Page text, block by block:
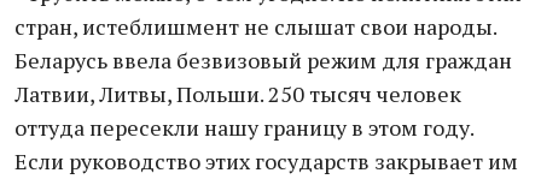
стран, истеблишмент не слышат свои народы.
Беларусь ввела безвизовый режим для граждан
Латвии, Литвы, Польши. 250 тысяч человек
оттуда пересекли нашу границу в этом году.
Если руководство этих государств закрывает им